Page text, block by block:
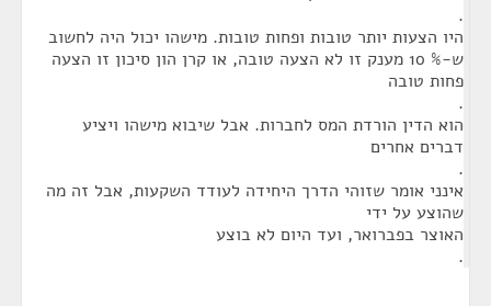
.
היו הצעות יותר טובות ופחות טובות. מישהו יכול היה לחשוב
ש-% 10 מענק זו לא הצעה טובה, או קרן הון סיכון זו הצעה
פחות טובה
.
הוא הדין הורדת המס לחברות. אבל שיבוא מישהו ויציע
דברים אחרים
.
אינני אומר שזוהי הדרך היחידה לעודד השקעות, אבל זה מה
שהוצע על ידי
האוצר בפברואר, ועד היום לא בוצע
.